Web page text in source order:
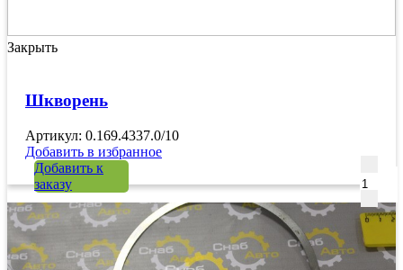
Закрыть
Шкворень
Артикул: 0.169.4337.0/10
Добавить в избранное
Добавить к
заказу